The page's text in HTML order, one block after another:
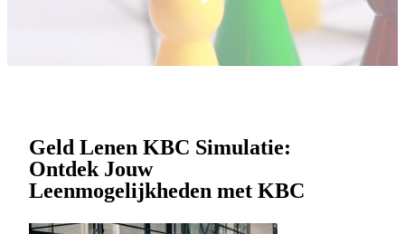
Geld Lenen KBC Simulatie:
Ontdek Jouw
Leenmogelijkheden met KBC